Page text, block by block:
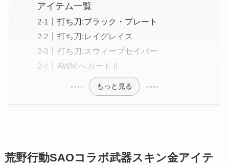
アイテム一覧
打ち刀:ブラック・プレート
打ち刀:レイグレイス
打ち刀:スウィーブセイバー
AWM:へカートⅡ
もっと見る
荒野行動SAOコラボ武器スキン金アイテ